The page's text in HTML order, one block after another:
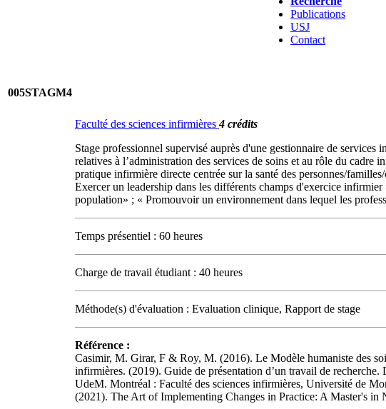
Publications
USJ
Contact
005STAGM4
Faculté des sciences infirmières4 crédits
Stage professionnel supervisé auprès d'une gestionnaire de
relatives à l’administration des services de soins et au rôle du cadre
pratique infirmière directe centrée sur la santé des personnes/
Exercer un leadership dans les différents champs d'exercice
population» ; « Promouvoir un environnement dans lequel les
Temps présentiel : 60 heures
Charge de travail étudiant : 40 heures
Méthode(s) d'évaluation : Evaluation clinique, Rapport de stage
Référence :
Casimir, M. Girar, F & Roy, M. (2016). Le Modèle humaniste des
infirmières. (2019). Guide de présentation d’un travail de
UdeM. Montréal : Faculté des sciences infirmières, Université de
(2021). The Art of Implementing Changes in Practice: A Master's in